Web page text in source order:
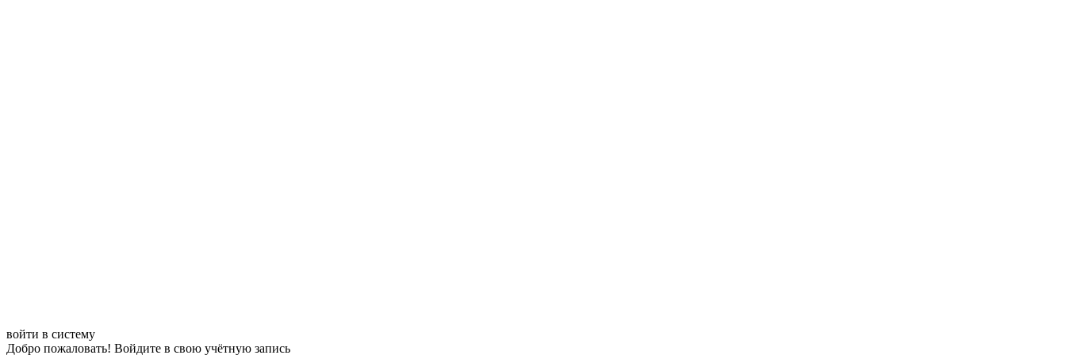
войти в систему
Добро пожаловать! Войдите в свою учётную запись